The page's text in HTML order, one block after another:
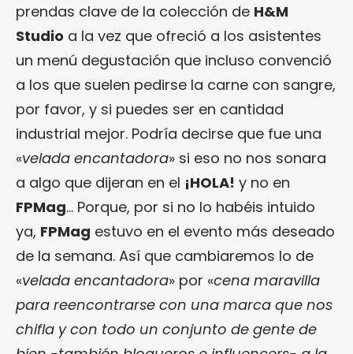
prendas clave de la colección de H&M
Studio a la vez que ofreció a los asistentes
un menú degustación que incluso convenció
a los que suelen pedirse la carne con sangre,
por favor, y si puedes ser en cantidad
industrial mejor. Podría decirse que fue una
«velada encantadora» si eso no nos sonara
a algo que dijeran en el ¡HOLA! y no en
FPMag… Porque, por si no lo habéis intuido
ya, FPMag estuvo en el evento más deseado
de la semana. Así que cambiaremos lo de
«velada encantadora» por «cena maravilla
para reencontrarse con una marca que nos
chifla y con todo un conjunto de gente de